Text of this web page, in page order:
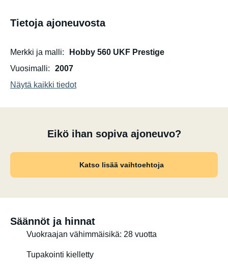
Tietoja ajoneuvosta
Merkki ja malli
Hobby 560 UKF Prestige
Vuosimalli
2007
Näytä kaikki tiedot
Eikö ihan sopiva ajoneuvo?
Katso lisää vaihtoehtoja
Säännöt ja hinnat
Vuokraajan vähimmäisikä: 28 vuotta
Tupakointi kielletty